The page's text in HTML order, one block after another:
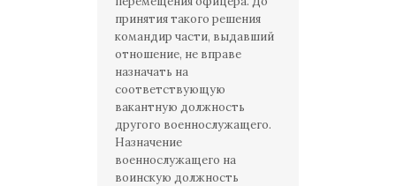
принятия такого решения
командир части, выдавший
отношение, не вправе
назначать на
соответствующую
вакантную должность
другого военнослужащего.
Назначение
военнослужащего на
воинскую должность